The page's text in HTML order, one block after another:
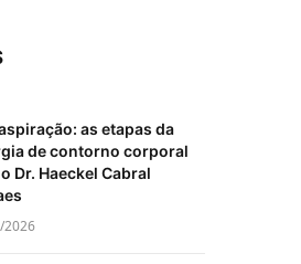
as etapas da
de contorno corporal
Dr. Haeckel Cabral
2026